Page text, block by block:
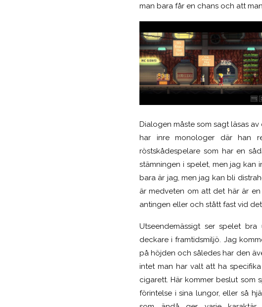
man bara får en chans och att
Dialogen måste som sagt läsas
har inre monologer där han
röstskådespelare som har en
stämningen i spelet, men jag kan
bara är jag, men jag kan bli
är medveten om att det här är
antingen eller och stått fast vid
Utseendemässigt ser spelet
deckare i framtidsmiljö. Jag
på höjden och således har den
intet man har valt att ha
cigarett. Här kommer beslut som
förintelse i sina lungor, eller så